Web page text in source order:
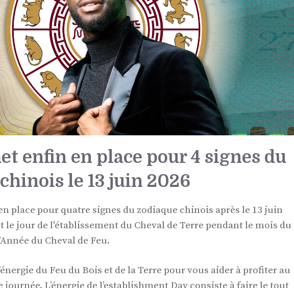
enfin en place pour 4 signes du
le 13 juin 2026
place pour quatre signes du zodiaque chinois après le 13 juin
le jour de l'établissement du Cheval de Terre pendant le mois du
du Cheval de Feu.
du Feu du Bois et de la Terre pour vous aider à profiter au